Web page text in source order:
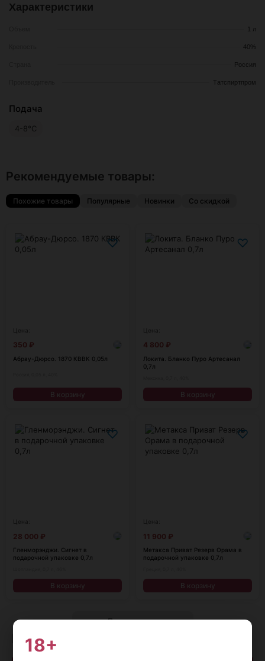
Характеристики
1 л
40%
Россия
Татспиртпром
Подача
4-8°С
Рекомендуемые товары:
Похожие товары Популярные Новинки Со скидкой
♡
350 ₽
Абрау-Дюрсо. 1870 КВВК 0,05л
В корзину
♡
4 800 ₽
Локита. Бланко Пуро Артесанал
0,7л
В корзину
♡
28 000 ₽
Гленморэнджи. Сигнет в
подарочной упаковке 0,7л
В корзину
♡
11 900 ₽
Метакса Приват Резерв Орама в
подарочной упаковке 0,7л
В корзину
Показать еще
Наличие в магазинах
18+